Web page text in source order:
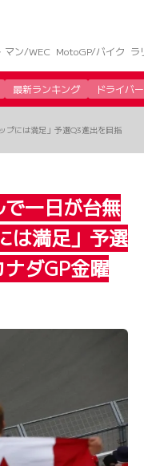
マン/WEC MotoGP/バイク ラ
最新ランキング ドライバー
プには満足」予選Q3進出を目指
一日が台無
は満足」予選
ダGP金曜